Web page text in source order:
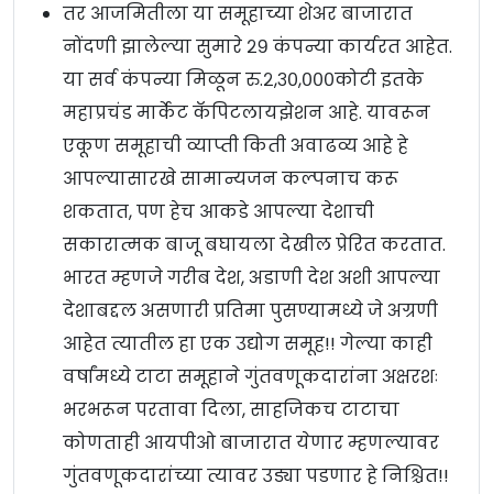
तर आजमितीला या समूहाच्या शेअर बाजारात
नोंदणी झालेल्या सुमारे २९ कंपन्या कार्यरत आहेत.
या सर्व कंपन्या मिळून रु.२,३०,०००कोटी इतके
महाप्रचंड मार्केट कॅपिटलायझेशन आहे. यावरून
एकूण समूहाची व्याप्ती किती अवाढव्य आहे हे
आपल्यासारखे सामान्यजन कल्पनाच करू
शकतात, पण हेच आकडे आपल्या देशाची
सकारात्मक बाजू बघायला देखील प्रेरित करतात.
भारत म्हणजे गरीब देश, अडाणी देश अशी आपल्या
देशाबद्दल असणारी प्रतिमा पुसण्यामध्ये जे अग्रणी
आहेत त्यातील हा एक उद्योग समूह!! गेल्या काही
वर्षांमध्ये टाटा समूहाने गुंतवणूकदारांना अक्षरशः
भरभरून परतावा दिला, साहजिकच टाटाचा
कोणताही आयपीओ बाजारात येणार म्हणल्यावर
गुंतवणूकदारांच्या त्यावर उड्या पडणार हे निश्चित!!